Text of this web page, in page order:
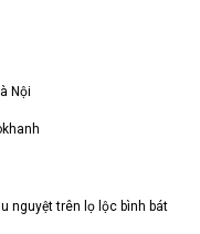
Nội
nguyệt trên lọ lộc bình bát